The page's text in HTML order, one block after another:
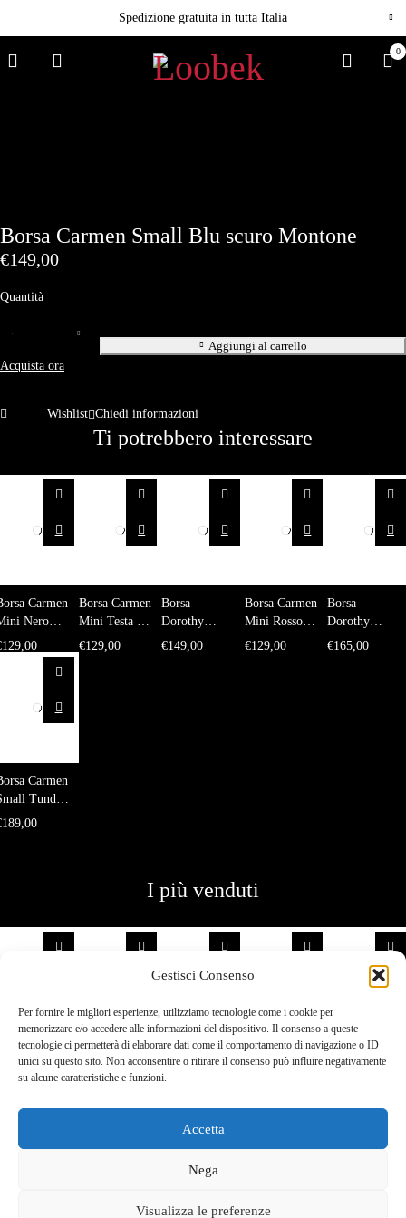
Gestisci Consenso
Per fornire le migliori esperienze, utilizziamo tecnologie come i cookie per
memorizzare e/o accedere alle informazioni del dispositivo. Il consenso a queste
tecnologie ci permetterà di elaborare dati come il comportamento di navigazione o ID
unici su questo sito. Non acconsentire o ritirare il consenso può influire negativamente
su alcune caratteristiche e funzioni.
Accetta
Nega
Visualizza le preferenze
Spedizione gratuita in tutta Italia
0
Borsa Carmen Small Blu scuro Montone
€149,00
Quantità
Aggiungi al carrello
Acquista ora
Wishlist Chiedi informazioni
Ti potrebbero interessare
Carmen
Nero
129,00
Borsa Carmen
Mini Testa di
Moro
€129,00
Borsa
Dorothy
Medium
€149,00
Borsa Carmen
Mini Rosso
amaranto
€129,00
Borsa
Dorothy
Medium
€165,00
Carmen
Tundra
189,00
I più venduti
Grace
Blu
Borsa Daisy
Mini
Martellata
Borsa
Deborah Big
Martellata
Borsa Carmen
Painted
Zaino Grace